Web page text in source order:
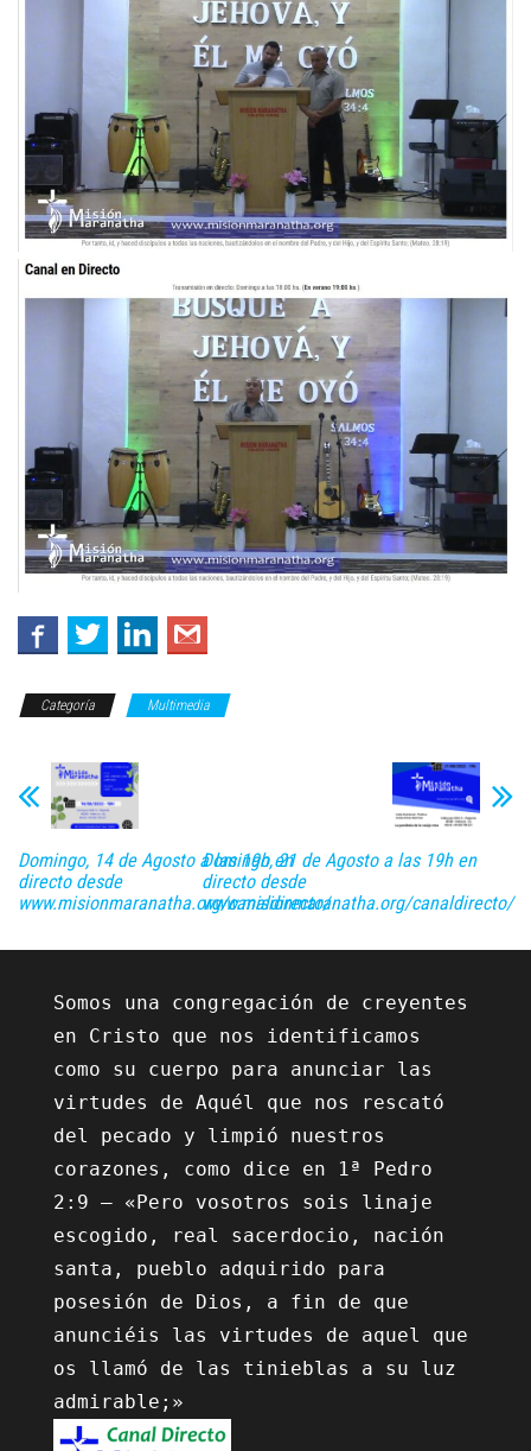
Categoría Multimedia
Domingo, 14 de Agosto a las 19h en
directo desde
www.misionmaranatha.org/canaldirecto/
Domingo, 21 de Agosto a las 19h en
directo desde
www.misionmaranatha.org/canaldirecto/
Somos una congregación de creyentes
en Cristo que nos identificamos
como su cuerpo para anunciar las
virtudes de Aquél que nos rescató
del pecado y limpió nuestros
corazones, como dice en 1ª Pedro
2:9 – «Pero vosotros sois linaje
escogido, real sacerdocio, nación
santa, pueblo adquirido para
posesión de Dios, a fin de que
anunciéis las virtudes de aquel que
os llamó de las tinieblas a su luz